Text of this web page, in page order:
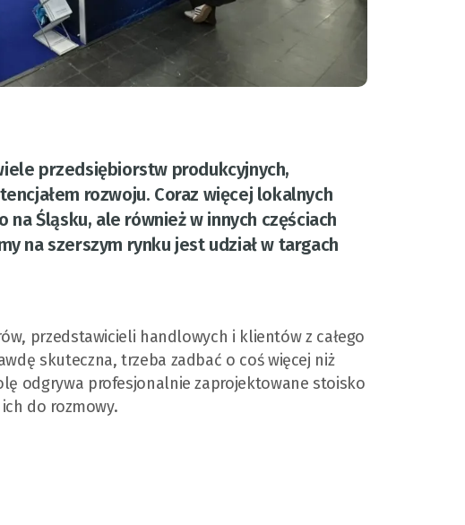
przedsiębiorstw produkcyjnych,
rozwoju. Coraz więcej lokalnych
Śląsku, ale również w innych częściach
na szerszym rynku jest udział w targach
przedstawicieli handlowych i klientów z całego
skuteczna, trzeba zadbać o coś więcej niż
odgrywa profesjonalnie zaprojektowane stoisko
do rozmowy.